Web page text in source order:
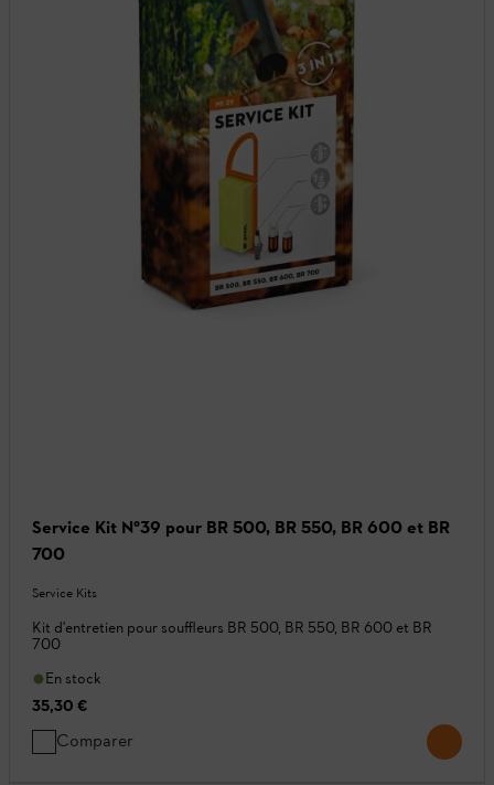
Service Kit N°39 pour BR 500, BR 550, BR 600 et BR
700
Service Kits
Kit d'entretien pour souffleurs BR 500, BR 550, BR 600 et BR
700
En stock
35,30 €
Comparer